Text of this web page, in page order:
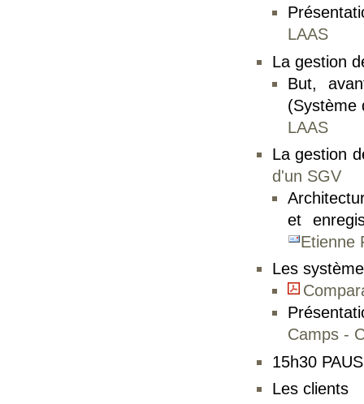
LAAS
La gestion
But,
(Système
LAAS
La gestion
d'un SGV
et
Etienne
Les
Camps -
15h30
Les clients